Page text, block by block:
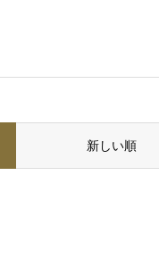
新しい順